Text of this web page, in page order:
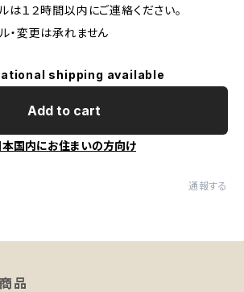
は１２時間以内にご連絡ください。
・変更は承れません
shipping available
Add to cart
本国内にお住まいの方向け
通報する
品